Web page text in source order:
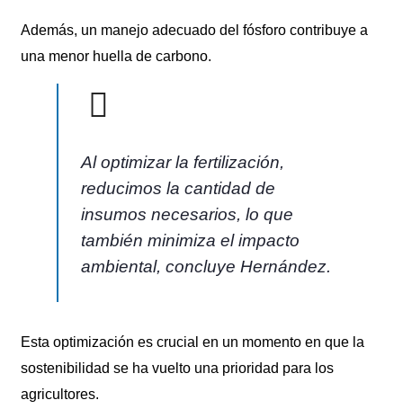
Además, un manejo adecuado del fósforo contribuye a
una menor huella de carbono.
Al optimizar la fertilización,
reducimos la cantidad de
insumos necesarios, lo que
también minimiza el impacto
ambiental, concluye Hernández.
Esta optimización es crucial en un momento en que la
sostenibilidad se ha vuelto una prioridad para los
agricultores.